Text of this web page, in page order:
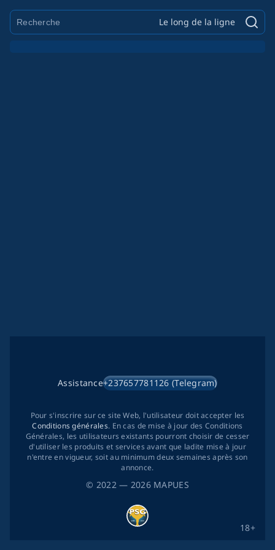
Le long de la ligne
© 2022— 2026 MAPUES
Assistance+237657781126 (Telegram)
18+
Pour s'inscrire sur ce site Web, l'utilisateur doit accepter les
Conditions générales. En cas de mise à jour des Conditions
Générales, les utilisateurs existants pourront choisir de cesser
d'utiliser les produits et services avant que ladite mise à jour
n'entre en vigueur, soit au minimum deux semaines après son
annonce.